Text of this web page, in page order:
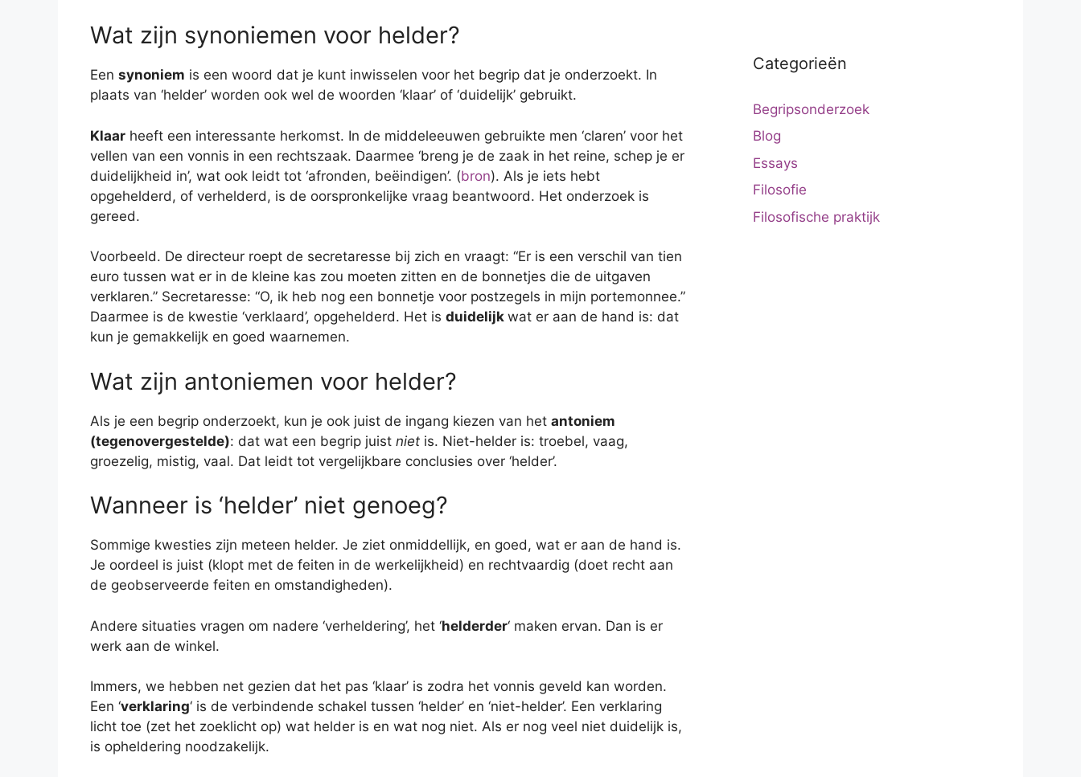
Wat zijn synoniemen voor helder?
Een synoniem is een woord dat je kunt inwisselen voor het begrip dat je onderzoekt. In
plaats van ‘helder’ worden ook wel de woorden ‘klaar’ of ‘duidelijk’ gebruikt.
Klaar heeft een interessante herkomst. In de middeleeuwen gebruikte men ‘claren’ voor het
vellen van een vonnis in een rechtszaak. Daarmee ‘breng je de zaak in het reine, schep je er
duidelijkheid in’, wat ook leidt tot ‘afronden, beëindigen’. (bron). Als je iets hebt
opgehelderd, of verhelderd, is de oorspronkelijke vraag beantwoord. Het onderzoek is
gereed.
Voorbeeld. De directeur roept de secretaresse bij zich en vraagt: “Er is een verschil van tien
euro tussen wat er in de kleine kas zou moeten zitten en de bonnetjes die de uitgaven
verklaren.” Secretaresse: “O, ik heb nog een bonnetje voor postzegels in mijn portemonnee.”
Daarmee is de kwestie ‘verklaard’, opgehelderd. Het is duidelijk wat er aan de hand is: dat
kun je gemakkelijk en goed waarnemen.
Wat zijn antoniemen voor helder?
Als je een begrip onderzoekt, kun je ook juist de ingang kiezen van het antoniem
(tegenovergestelde): dat wat een begrip juist niet is. Niet-helder is: troebel, vaag,
groezelig, mistig, vaal. Dat leidt tot vergelijkbare conclusies over ‘helder’.
Wanneer is ‘helder’ niet genoeg?
Sommige kwesties zijn meteen helder. Je ziet onmiddellijk, en goed, wat er aan de hand is.
Je oordeel is juist (klopt met de feiten in de werkelijkheid) en rechtvaardig (doet recht aan
de geobserveerde feiten en omstandigheden).
Andere situaties vragen om nadere ‘verheldering’, het ‘helderder‘ maken ervan. Dan is er
werk aan de winkel.
Immers, we hebben net gezien dat het pas ‘klaar’ is zodra het vonnis geveld kan worden.
Een ‘verklaring‘ is de verbindende schakel tussen ‘helder’ en ‘niet-helder’. Een verklaring
licht toe (zet het zoeklicht op) wat helder is en wat nog niet. Als er nog veel niet duidelijk is,
is opheldering noodzakelijk.
Categorieën
Begripsonderzoek
Blog
Essays
Filosofie
Filosofische praktijk